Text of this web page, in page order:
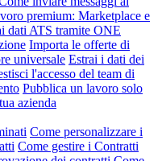
premium: Marketplace e
dati ATS tramite ONE
Importa le offerte di
universale Estrai i dati dei
l'accesso del team di
Pubblica un lavoro solo
azienda
Come personalizzare i
Come gestire i Contratti